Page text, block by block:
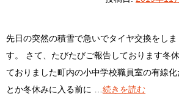
先日の突然の積雪で急いでタイヤ交換をし
す。 さて、たびたびご報告しております冬
ておりました町内の小中学校職員室の有線
とか冬休みに入る前に … 続きを読む